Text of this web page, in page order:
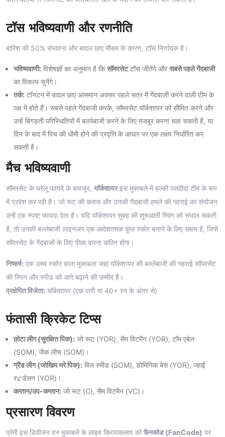
टॉस भविष्यवाणी और रणनीति
बारिश की 50% संभावना और बादल छाए मौसम के कारण, टॉस निर्णायक है।
भविष्यवाणी: विशेषज्ञों का अनुमान है किसॉमरसेटटॉस जीतेंगे और सबसे पहले गेंदबाजी
का विकल्प चुनेंगे।
तर्क: टॉनटन में बादल छाए आसमान अक्सर पहले सत्र में गेंदबाजी करने वाली टीम के
पक्ष में होते हैं। सबसे पहले गेंदबाजी करके, सॉमरसेट यॉर्कशायर को सीमित करने और
उन्हें बिगड़ती परिस्थितियों में बल्लेबाजी करने के लिए मजबूर करना चाह सकती है, या
दिन के बाद में पिच की धीमी होने की प्रवृत्ति के आधार पर एक लक्ष्य निर्धारित कर
सकती है।
मैच भविष्यवाणी
सॉमरसेट के घरेलू फायदे के बावजूद, यॉर्कशायरइस मुकाबले में हल्की पसंदीदा टीम के रूप
में प्रवेश कर रही है। जो रूट की क्लास और उनकी गेंदबाजी हमले की गहराई का संयोजन
उन्हें एक स्पष्ट फायदा देता है। यदि यॉर्कशायर सुबह की शुरुआती स्विंग को संभाल सकती
है, तो उनकी बल्लेबाजी लाइनअप एक आदेशात्मक कुल स्कोर बनाने के लिए सक्षम है, जिसे
सॉमरसेट के गेंदबाजों के लिए पीछा करना कठिन होगा।
निष्कर्ष: एक उच्च स्कोर वाला मुकाबला जहां यॉर्कशायर की बल्लेबाजी की गहराई सॉमरसेट
की स्पिन और स्पीड को आगे बढ़ाने की उम्मीद है।
प्रक्षेपित विजेता: यॉर्कशायर (एक पारी या 40+ रन के अंतर से)
फंतासी क्रिकेट टिप्स
छोटा लीग (सुरक्षित पिक): जो रूट (YOR), सैम विटमैन (YOR), टॉम एबेल
(SOM), जैक लीच (SOM)।
ग्रैंड लीग (जोखिम भरे पिक): विल स्मीड (SOM), डोमिनिक बेस (YOR), ज्हाई
रיצर्डसन (YOR)।
कप्तान/उप-कप्तान: जो रूट (C), सैम विटमैन (VC)।
प्रसारण विवरण
प्रेमी इस डिवीजन वन मुकाबले के लाइव क्रियाकलाप को फैनकोड (FanCode) पर